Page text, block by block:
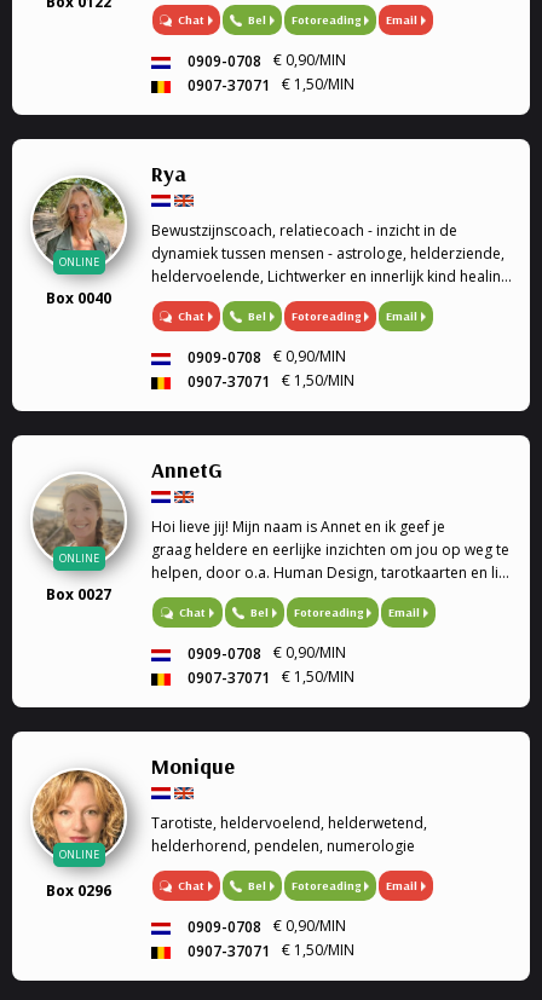
helderruikend, energiewerk) zet ik graag in om
Chat Bel Fotoreading Email
0909-0708
€ 0,90/MIN
0907-37071
€ 1,50/MIN
ONLINE
Box 0040
Rya
Bewustzijnscoach, relatiecoach - inzicht in de
dynamiek tussen mensen - astrologe, helderziende,
heldervoelende, Lichtwerker en innerlijk kind healing
/ healing op afstand.
Chat Bel Fotoreading Email
0909-0708
€ 0,90/MIN
0907-37071
€ 1,50/MIN
ONLINE
Box 0027
AnnetG
Hoi lieve jij! Mijn naam is Annet en ik geef je
graag heldere en eerlijke inzichten om jou op weg te
helpen, door o.a. Human Design, tarotkaarten en life
coaching.
Chat Bel Fotoreading Email
0909-0708
€ 0,90/MIN
0907-37071
€ 1,50/MIN
ONLINE
Box 0296
Monique
Tarotiste, heldervoelend, helderwetend,
helderhorend, pendelen, numerologie
Chat Bel Fotoreading Email
0909-0708
€ 0,90/MIN
0907-37071
€ 1,50/MIN